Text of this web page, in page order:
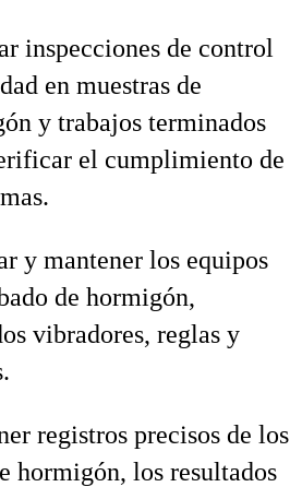
inspecciones de control
en muestras de
y trabajos terminados
el cumplimiento de
y mantener los equipos
de hormigón,
vibradores, reglas y
registros precisos de los
hormigón, los resultados